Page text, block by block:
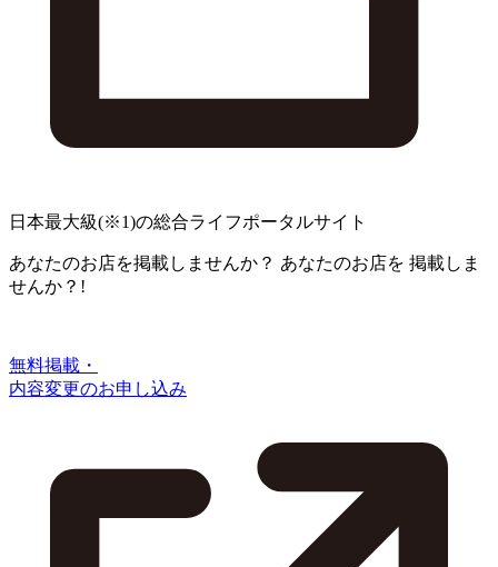
日本最大級(※1)の総合ライフポータルサイト
あなたのお店を掲載しませんか？ あなたのお店を 掲載しま
せんか？!
無料掲載・
内容変更のお申し込み